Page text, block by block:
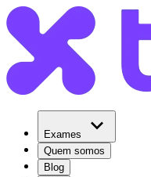
Exames
Quem somos
Blog